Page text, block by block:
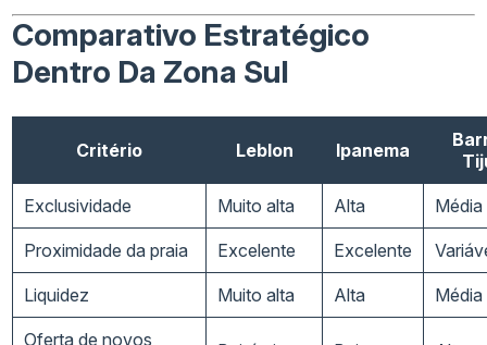
Comparativo Estratégico
Dentro Da Zona Sul
Critério Leblon Ipanema
Exclusividade Muito alta Alta Média
Proximidade da praia Excelente Excelente
Liquidez Muito alta Alta Média
Oferta de novos